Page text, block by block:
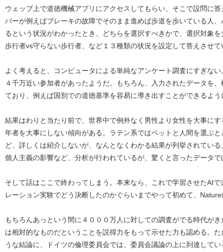
ウェッブ上で道徳機械アプリにアクセスしてもらい、そこで設問に
バーが例えばブレーキの故障でそのまま進めば歩道を歩いている人
るという状況がわかったとき、どちらを選択すべきかで、選択対象
歩行者vs守らない歩行者、など１３種類の状況を設定して答えさせて
よく考えると、コンピュータによる単純なアンケート調査にすぎな
４千万近い参加者があったようだ。もちろん、入力されたデータを
ており、例えば国別での道徳基準を容易に導き出すことができるよ
結果はわりと当たり前で、世界中で例外なく男性より女性を大事に
年者を大事にしない傾向がある。ラテン系ではペットと人間を選ぶ
ど、詳しくは紹介しないが、なんとなくわかる結果が列挙されてい
個人主義の影響など、分析が行われているが、驚くと言ったデータで
そして話はここで終わってしまう。本来なら、これで学習させたAI
レーション実験でどう決断したのかぐらいまでやって初めて、
もちろんあっという間に４０００万人に対しての調査がでる時代が
は相対的なものだということを説得力をもって示せた力も認める。
うな結論に、ドイツの倫理委員会では、委員会議論の上に到達して